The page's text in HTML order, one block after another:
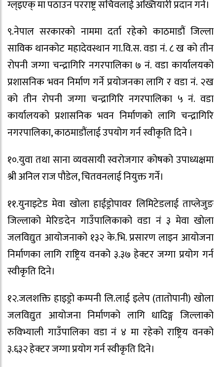
ग्ल्इएक् मा पठाउन परराष्ट्र सचिवलाई अख्तियारी प्रदान गर्ने।
९.नेपाल सरकारको नाममा दर्ता रहेको काठमाडौं जिल्ला
साविक थानकोट महादेवस्थान गा.वि.स. वडा नं. ८ ख को तीन
रोपनी जग्गा चन्द्रागिरि नगरपालिका ७ नं. वडा कार्यालयको
प्रशासनिक भवन निर्माण गर्ने प्रयोजनका लागि र वडा नं. २ख
को तीन रोपनी जग्गा चन्द्रागिरि नगरपालिका ५ नं. वडा
कार्यालयको प्रशासनिक भवन निर्माणको लागि चन्द्रागिरि
नगरपालिका, काठमाडौंलाई उपयोग गर्न स्वीकृति दिने ।
१०.युवा तथा साना व्यवसायी स्वरोजगार कोषको उपाध्यक्षमा
श्री अनिल राज पौडेल, चितवनलाई नियुक्त गर्ने।
११.युनाइटेड मेवा खोला हाईड्रोपावर लिमिटेडलाई ताप्लेजुङ
जिल्लाको मेरिङदेन गाउँपालिकाको वडा नं ३ मेवा खोला
जलविद्युत आयोजनाको १३२ के.भि. प्रसारण लाइन आयोजना
निर्माणका लागि राष्ट्रिय वनको ३.३७ हेक्टर जग्गा प्रयोग गर्न
स्वीकृति दिने।
१२.जलशक्ति हाइड्रो कम्पनी लि.लाई इलेप (तातोपानी) खोला
जलविद्युत आयोजना निर्माणको लागि धादिङ्ग जिल्लाको
रुविभ्याली गाउँपालिका वडा नं ४ मा रहेको राष्ट्रिय वनको
३.६३२ हेक्टर जग्गा प्रयोग गर्न स्वीकृति दिने।